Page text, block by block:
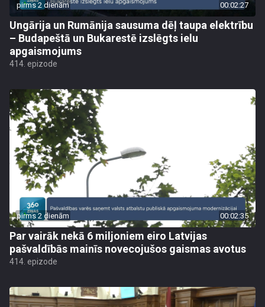
pirms 2 dienām 00:02:27
Ungārija un Rumānija sausuma dēļ taupa elektrību
– Budapeštā un Bukarestē izslēgts ielu
apgaismojums
414. epizode
pirms 2 dienām 00:02:35
Par vairāk nekā 6 miljoniem eiro Latvijas
pašvaldībās mainīs novecojušos gaismas avotus
414. epizode